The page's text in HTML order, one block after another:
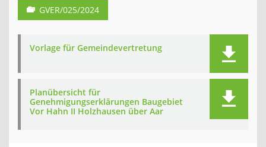
GVER/025/2024
Vorlage für Gemeindevertretung
Planübersicht für
Genehmigungserklärungen Baugebiet
Vor Hahn II Holzhausen über Aar